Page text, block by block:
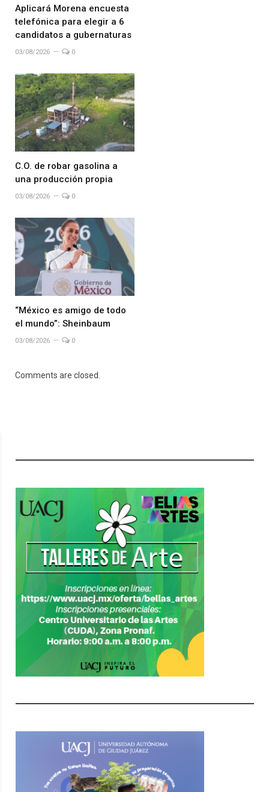
Aplicará Morena encuesta
telefónica para elegir a 6
candidatos a gubernaturas
03/08/2026 0
C.O. de robar gasolina a
una producción propia
03/08/2026 0
“México es amigo de todo
el mundo”: Sheinbaum
03/08/2026 0
Comments are closed.